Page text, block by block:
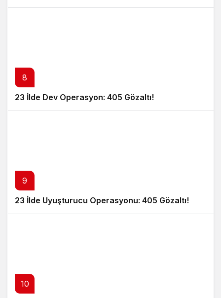
8
23 İlde Dev Operasyon: 405 Gözaltı!
9
23 İlde Uyuşturucu Operasyonu: 405 Gözaltı!
10